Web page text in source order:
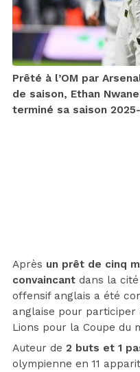
Prêté à l’OM par
de saison, Ethan
terminé sa saison
Après un prêt de cinq
convaincant dans la
offensif anglais a été
anglaise pour
Lions pour la Coupe du
Auteur de 2 buts et 1
olympienne en 11